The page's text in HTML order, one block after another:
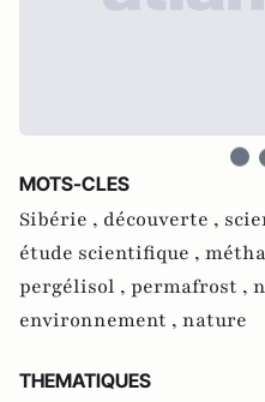
MOTS-CLES
Sibérie , découverte ,
étude scientifique ,
pergélisol , permafrost ,
environnement , nature
THEMATIQUES